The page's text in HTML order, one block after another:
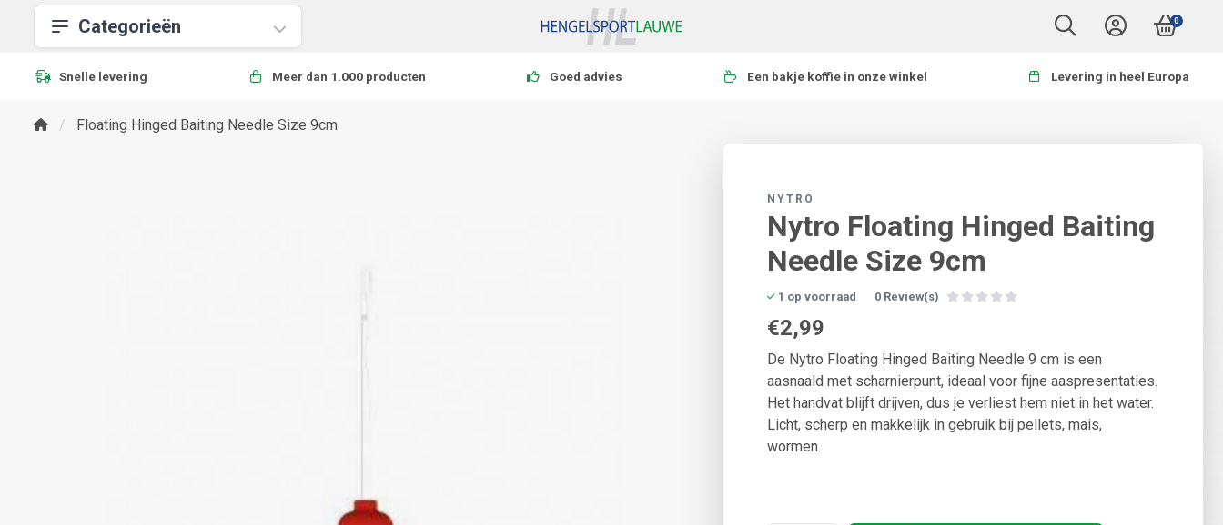
Categorieën 0
Snelle levering Meer dan 1.000 producten Goed advies Een bakje koffie in onze winkel Levering in heel Europa
Floating Hinged Baiting Needle Size 9cm
NYTRO
Nytro Floating Hinged Baiting
Needle Size 9cm
1 op voorraad 0 Review(s)
€2,99
De Nytro Floating Hinged Baiting Needle 9 cm is een
aasnaald met scharnierpunt, ideaal voor fijne aaspresentaties.
Het handvat blijft drijven, dus je verliest hem niet in het water.
Licht, scherp en makkelijk in gebruik bij pellets, mais,
wormen.